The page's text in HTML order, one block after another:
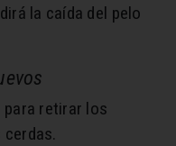
la caída del pelo
para retirar los